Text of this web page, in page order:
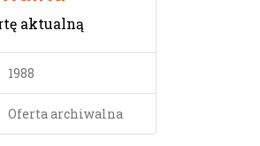
aktualną
1988
Oferta archiwalna